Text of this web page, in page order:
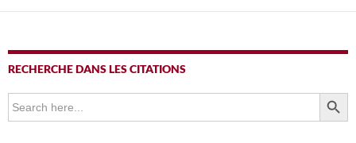
articles
RECHERCHE DANS LES CITATIONS
Search
for:
SEARCH